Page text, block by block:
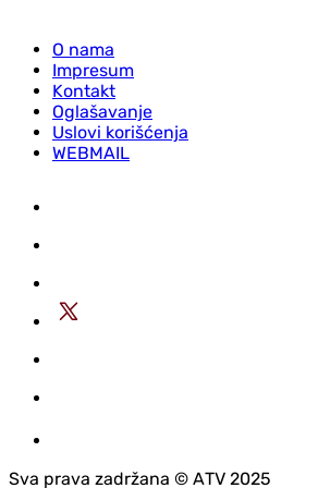
O nama
Impresum
Kontakt
Oglašavanje
Uslovi korišćenja
WEBMAIL
Sva prava zadržana © АTV 2025